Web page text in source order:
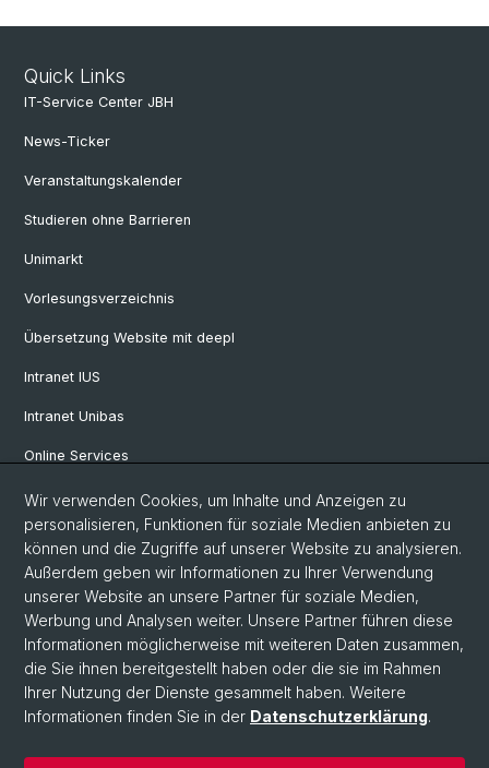
Quick Links
IT-Service Center JBH
News-Ticker
Veranstaltungskalender
Studieren ohne Barrieren
Unimarkt
Vorlesungsverzeichnis
Übersetzung Website mit deepl
Intranet IUS
Intranet Unibas
Online Services
Social Media
Instagram
LinkedIn
TikTok
Wir verwenden Cookies, um Inhalte und Anzeigen zu
personalisieren, Funktionen für soziale Medien anbieten zu
können und die Zugriffe auf unserer Website zu analysieren.
Außerdem geben wir Informationen zu Ihrer Verwendung
unserer Website an unsere Partner für soziale Medien,
Werbung und Analysen weiter. Unsere Partner führen diese
Informationen möglicherweise mit weiteren Daten zusammen,
die Sie ihnen bereitgestellt haben oder die sie im Rahmen
Ihrer Nutzung der Dienste gesammelt haben. Weitere
Informationen finden Sie in der Datenschutzerklärung.